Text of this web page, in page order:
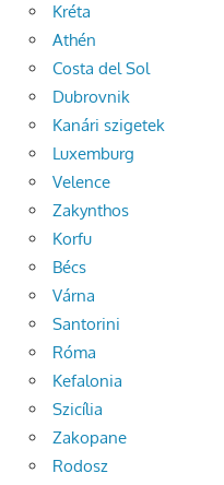
Kréta
Athén
Costa del Sol
Dubrovnik
Kanári szigetek
Luxemburg
Velence
Zakynthos
Korfu
Bécs
Várna
Santorini
Róma
Kefalonia
Szicília
Zakopane
Rodosz